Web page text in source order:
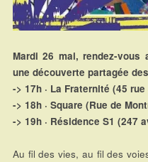
Mardi 26 mai, rendez-
une découverte partagée
-> 17h · La Fraternité (45
-> 18h · Square (Rue de
-> 19h · Résidence S1 (247
Au fil des vies, au fil des